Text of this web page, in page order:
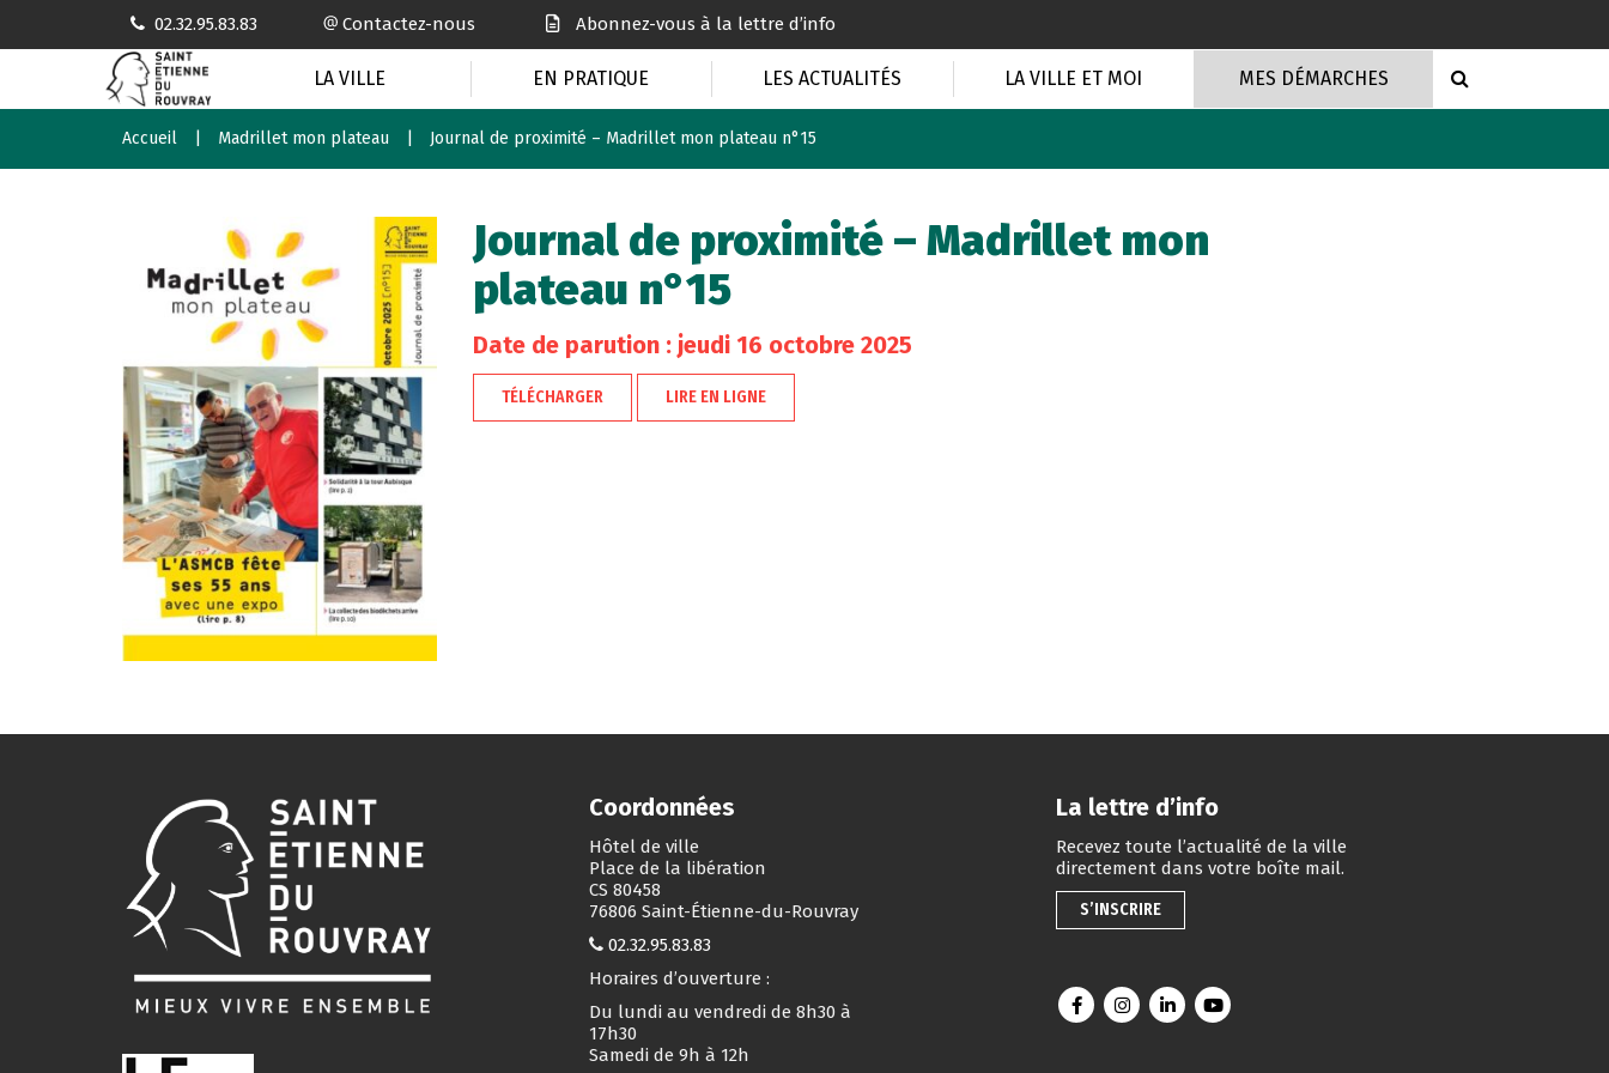
02.32.95.83.83 Contactez-nous Abonnez-vous à la lettre d’info
LA VILLE EN PRATIQUE LES ACTUALITÉS LA VILLE ET MOI MES DÉMARCHES
Accueil Madrillet mon plateau Journal de proximité – Madrillet mon plateau n°15
Journal de proximité – Madrillet mon
plateau n°15
Date de parution : jeudi 16 octobre 2025
TÉLÉCHARGER LIRE EN LIGNE
Coordonnées
Hôtel de ville
Place de la libération
CS 80458
76806 Saint-Étienne-du-Rouvray
02.32.95.83.83
Horaires d’ouverture :
Du lundi au vendredi de 8h30 à
17h30
Samedi de 9h à 12h
La lettre d’info
Recevez toute l’actualité de la ville
directement dans votre boîte mail.
S’INSCRIRE
Lien vers le compte Facebook
Lien vers le compte Instagram
Lien vers le compte Linkedin
Lien vers la chaîne Youtube